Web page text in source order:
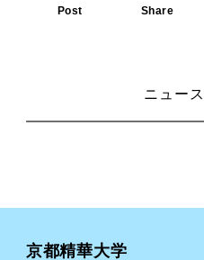
Post Share
ニュー
京都精華大学